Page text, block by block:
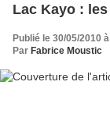
Lac Kayo :
Publié le 30/05/2010
Par Fabrice Moustic